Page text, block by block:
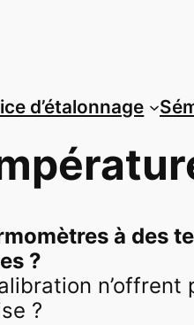
d’étalonnage
à des
?
?